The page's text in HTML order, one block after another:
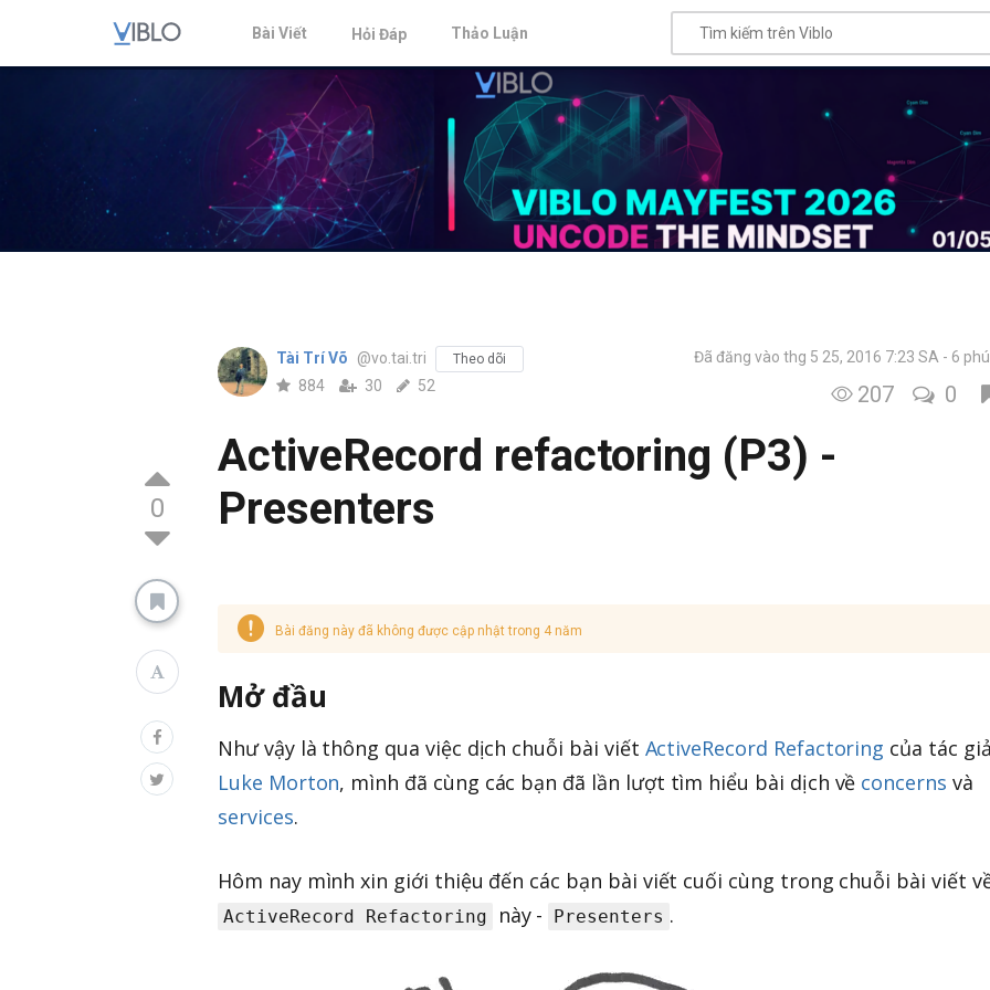
Bài Viết Hỏi Đáp Thảo Luận
0
Tài Trí Võ @vo.tai.tri Theo dõi
884 30 52
Đã đăng vào thg 5 25, 2016 7:23 SA 6
207 0
ActiveRecord refactoring (P3) -
Presenters
Bài đăng này đã không được cập nhật trong 4 năm
Mở đầu
Như vậy là thông qua việc dịch chuỗi bài viết ActiveRecord Refactoring của tác
Luke Morton, mình đã cùng các bạn đã lần lượt tìm hiểu bài dịch về concerns và
services.
Hôm nay mình xin giới thiệu đến các bạn bài viết cuối cùng trong chuỗi bài viết
ActiveRecord Refactoring này - Presenters .